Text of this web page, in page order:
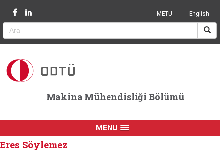
METU English
Makina Mühendisliği Bölümü
MENU
Eres Söylemez